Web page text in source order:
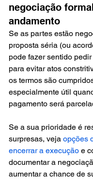
negociação
andamento
Se as partes estão
proposta séria (ou
pode fazer sentido
para evitar atos
os termos são
especialmente útil
pagamento será
Se a sua prioridade é
surpresas, veja opções
encerrar a execução e
documentar a
aumentar a chance de